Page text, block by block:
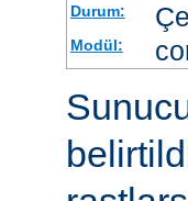
Durum:
Modül: